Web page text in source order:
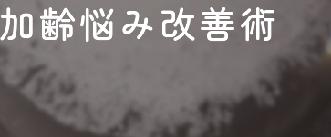
齢悩み改善術